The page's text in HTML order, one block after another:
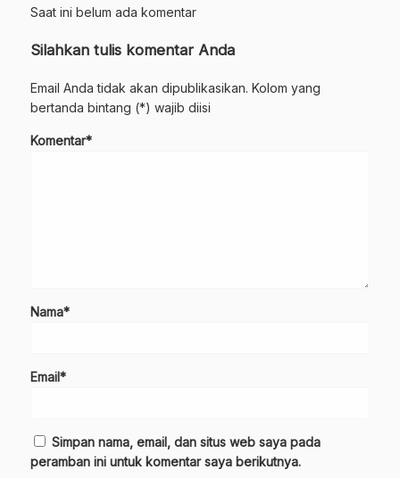
Saat ini belum ada komentar
Silahkan tulis komentar Anda
Email Anda tidak akan dipublikasikan. Kolom yang
bertanda bintang (*) wajib diisi
Komentar*
Nama*
Email*
Simpan nama, email, dan situs web saya pada
peramban ini untuk komentar saya berikutnya.